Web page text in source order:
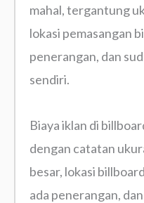
mahal, tergantung
lokasi pemasangan
penerangan, dan
sendiri.
Biaya iklan di
dengan catatan
besar, lokasi
ada penerangan,